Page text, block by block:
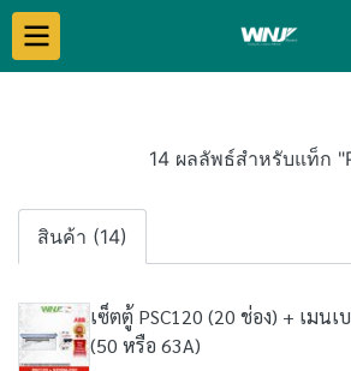
14 ผลลัพธ์สำหรับแท็ก
สินค้า (14)
เซ็ตตู้ PSC120 (20 ช่อง) + เมนเ
(50 หรือ 63A)